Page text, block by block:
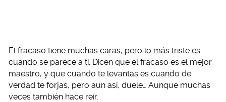
El fracaso tiene muchas caras, pero lo más triste es
cuando se parece a ti. Dicen que el fracaso es el mejor
maestro, y que cuando te levantas es cuando de
verdad te forjas, pero aun así, duele… Aunque muchas
veces también hace reír.